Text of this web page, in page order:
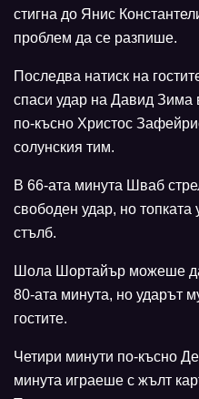
стигна до Янис
проблем да се разпише.
Последва натиск на
спаси удар на Давид Зима
по-късно Христос
солунския тим.
В 66-ата минута Шваб
свободен удар, но топката
стълб.
Шола Шортайър можеше
80-ата минута, но ударът
гостите.
Четири минути по-късно
минута играеше с жълт